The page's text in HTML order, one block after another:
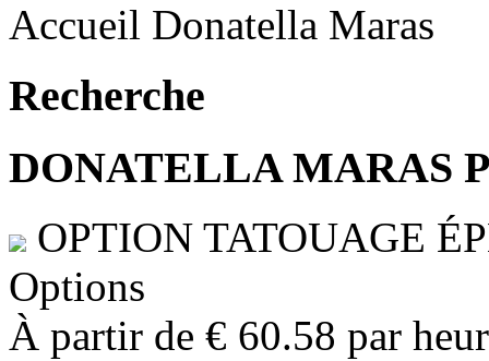
Accueil Donatella Maras
Recherche
DONATELLA MARAS
OPTION TATOUAGE
Options
À partir de € 60.58 par